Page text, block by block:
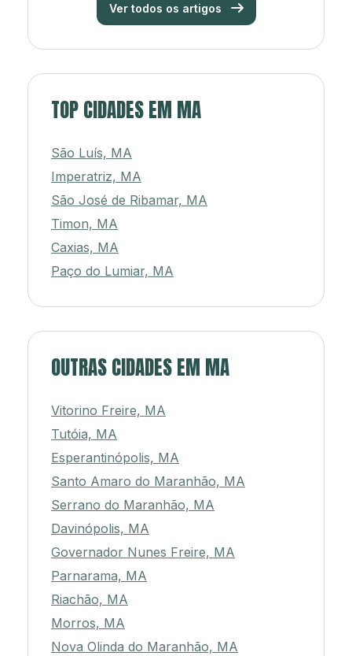
Ver todos os artigos
TOP CIDADES EM MA
São Luís, MA
Imperatriz, MA
São José de Ribamar, MA
Timon, MA
Caxias, MA
Paço do Lumiar, MA
OUTRAS CIDADES EM MA
Vitorino Freire, MA
Tutóia, MA
Esperantinópolis, MA
Santo Amaro do Maranhão, MA
Serrano do Maranhão, MA
Davinópolis, MA
Governador Nunes Freire, MA
Parnarama, MA
Riachão, MA
Morros, MA
Nova Olinda do Maranhão, MA